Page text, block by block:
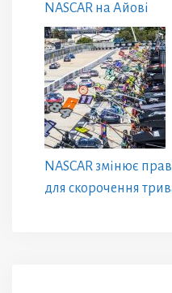
NASCAR на Айові
NASCAR змінює
для скорочення